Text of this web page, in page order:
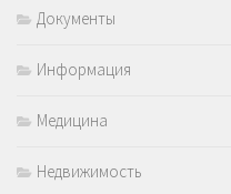
Документы
Информация
Медицина
Недвижимость